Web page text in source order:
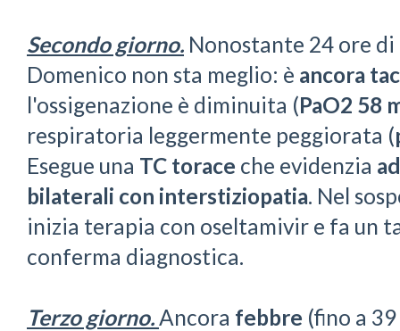
Secondo giorno. Nonostante 24 ore
Domenico non sta meglio: è ancora
l'ossigenazione è diminuita (PaO2 58
respiratoria leggermente peggiorata (
Esegue una TC torace che evidenzia
bilaterali con interstiziopatia. Nel
inizia terapia con oseltamivir e fa un
conferma diagnostica.
Terzo giorno. Ancora febbre (fino a